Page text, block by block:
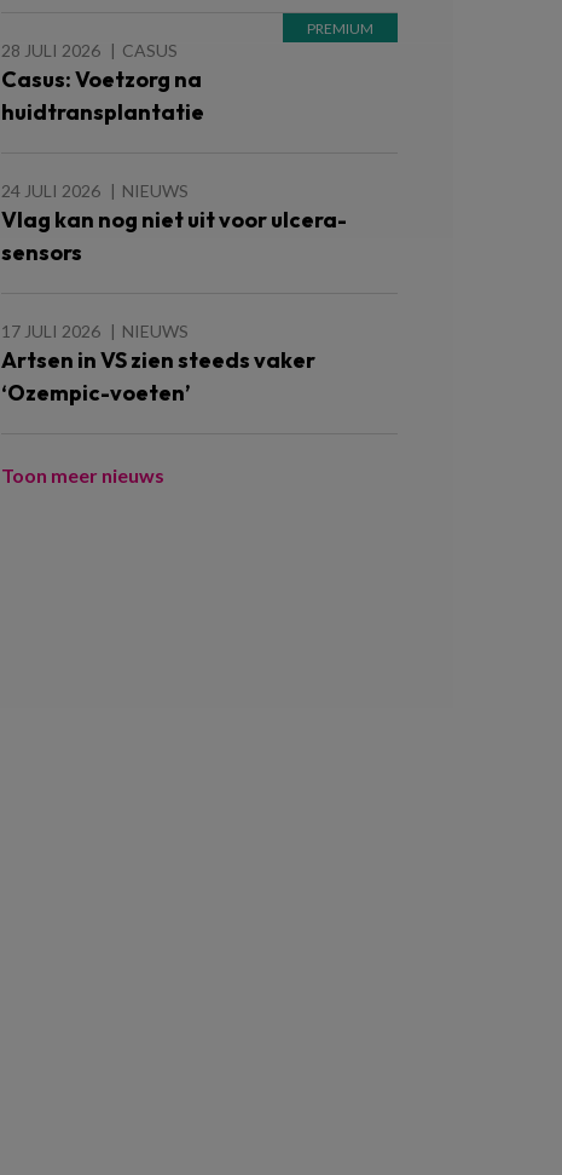
28 JULI 2026 CASUS
Casus: Voetzorg na
huidtransplantatie
24 JULI 2026 NIEUWS
Vlag kan nog niet uit voor ulcera-
sensors
17 JULI 2026 NIEUWS
Artsen in VS zien steeds vaker
‘Ozempic-voeten’
Toon meer nieuws